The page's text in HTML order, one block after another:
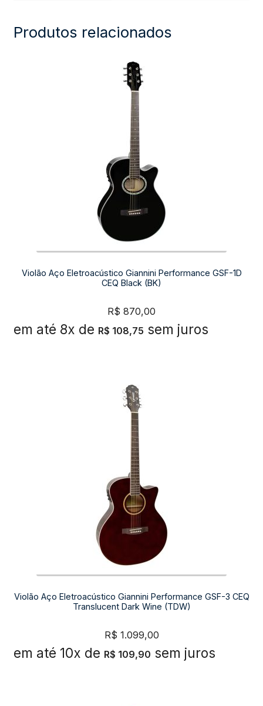
Produtos relacionados
Violão Aço Eletroacústico Giannini Performance GSF-1D
CEQ Black (BK)
R$ 870,00
em até 8x de R$ 108,75 sem juros
Violão Aço Eletroacústico Giannini Performance GSF-3 CEQ
Translucent Dark Wine (TDW)
R$ 1.099,00
em até 10x de R$ 109,90 sem juros